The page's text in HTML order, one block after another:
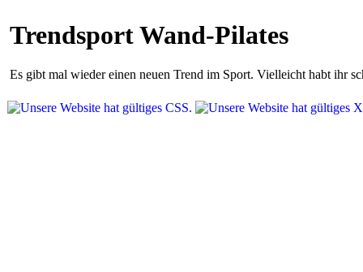
Trendsport Wand-Pilates
Es gibt mal wieder einen neuen Trend im Sport. Vielleicht habt ihr